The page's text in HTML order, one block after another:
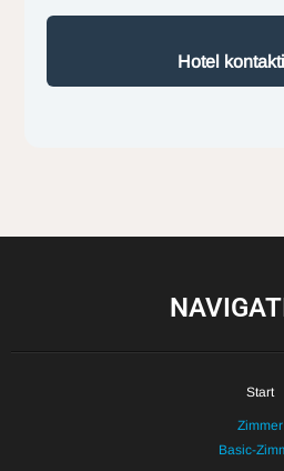
Hotel
Start
Zimmer
Basic-